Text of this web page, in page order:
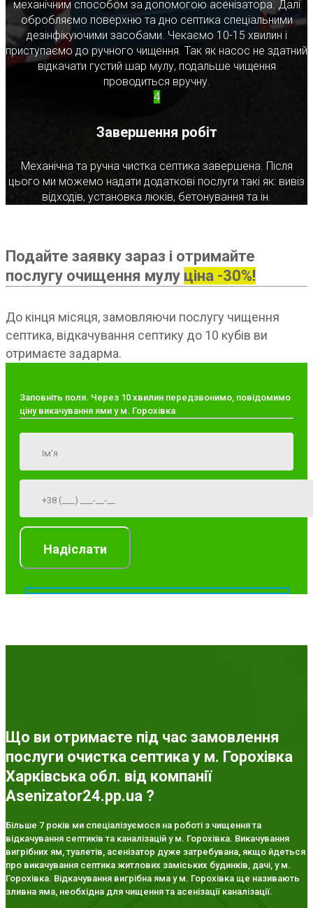
механічним способом за допомогою асенізатора. Далі
обробляємо поверхню та дно септика спеціальними
дезінфікуючими засобами. Чекаємо 10-15 хвилин і
приступаємо до ручного чищення. Так як насос не здатний
відкачати густий шар мулу, подальше чищення
проводиться вручну.
4
Завершення робіт
Механічна та ручна чистка септика завершена. Після
цього ми можемо надати додаткові послуги такі як: вивіз
відходів, установка люків, бетонування та ін.
Подайте заявку зараз і отримайте
послугу очищення мулу ціна -30%!
До кінця місяця, замовляючи послугу чищення
септика, відкачування септику до 10 кубів ви
отримаєте задарма.
Заповніть поля. Через 10 хвилин передзвонимо, повідомимо
ціну викачування ями у м. Горохівка
Що ви отримаєте під час замовлення
послуги очистка септика у м. Горохівка
Харківська обл. від компанії
Asenizator24.pp.ua ?
Більше 7 років ми спеціалізуємося на роботі з чищення та
відкачування септиків та каналізацій у м. Горохівка. Викачування
вигрібних ям, туалетів, асенізатор дуже затребувана, якщо йдеться
про викачування септика житлових заміських будинків, дачі, у м.
Горохівка. Відкачування вигрібна яма у м. Горохівка ще називають
зливна яма, необхідна для чищення та асенізації каналізації.